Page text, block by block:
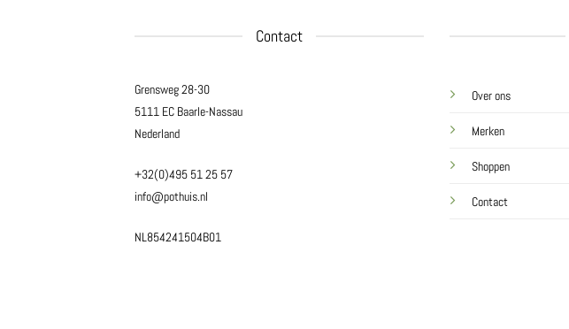
Contact
Grensweg 28-30
5111 EC Baarle-Nassau
Nederland
+32(0)495 51 25 57
info@pothuis.nl
NL854241504B01
Over ons
Merken
Shoppen
Contact